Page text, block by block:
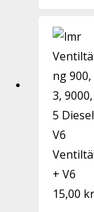
+ V6
15,00 kr